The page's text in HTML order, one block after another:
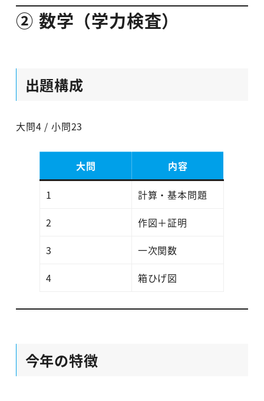
② 数学（学力検査）
出題構成
大問4 / 小問23
大問 内容
1
計算・基本問題
2
作図＋証明
3
一次関数
4
箱ひげ図
今年の特徴